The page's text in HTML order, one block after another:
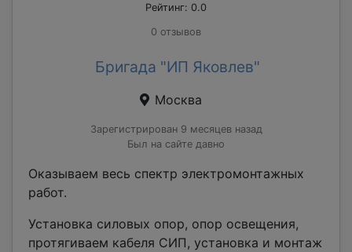
Рейтинг: 0.0
0 отзывов
Бригада "ИП Яковлев"
Москва
Зарегистрирован 9 месяцев назад
Был на сайте давно
Оказываем весь спектр электромонтажных
работ.
Установка силовых опор, опор освещения,
протягиваем кабеля СИП, установка и монтаж